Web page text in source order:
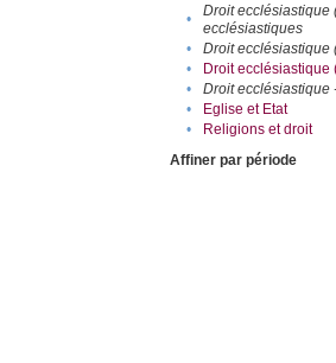
•
Droit ecclésiastique
ecclésiastiques
• Droit ecclésiastique
•
Droit ecclésiastique
•
Droit ecclésiastique
•
Eglise et Etat
•
Religions et droit
Affiner par période